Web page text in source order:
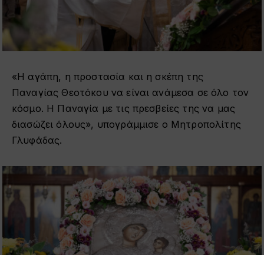
«Η αγάπη, η προστασία και η σκέπη της
Παναγίας Θεοτόκου να είναι ανάμεσα σε όλο τον
κόσμο. Η Παναγία με τις πρεσβείες της να μας
διασώζει όλους», υπογράμμισε ο Μητροπολίτης
Γλυφάδας.